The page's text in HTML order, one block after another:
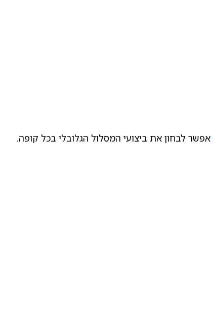
אפשר לבחון את ביצועי המסלול הגלובלי בכל קופה.